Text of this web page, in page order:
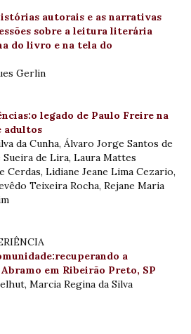
autorais e as narrativas
sobre a leitura literária
do livro e na tela do
Gerlin
legado de Paulo Freire na
adultos
da Cunha, Álvaro Jorge Santos de
Sueira de Lira, Laura Mattes
Cerdas, Lidiane Jeane Lima Cezario,
Teixeira Rocha, Rejane Maria
a
em Ribeirão Preto, SP
Marcia Regina da Silva